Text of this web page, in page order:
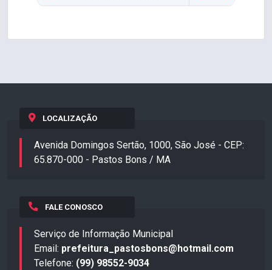
LOCALIZAÇÃO
Avenida Domingos Sertão, 1000, São José - CEP:
65.870-000 - Pastos Bons / MA
FALE CONOSCO
Serviço de Informação Municipal
Email: prefeitura_pastosbons@hotmail.com
Telefone: (99) 98552-9034